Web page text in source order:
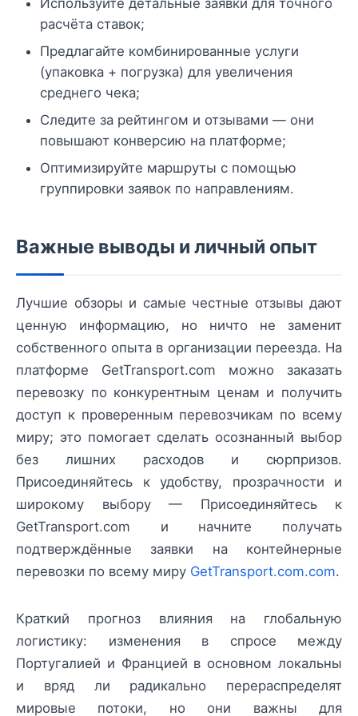
Используйте детальные заявки для точного
расчёта ставок;
Предлагайте комбинированные услуги
(упаковка + погрузка) для увеличения
среднего чека;
Следите за рейтингом и отзывами — они
повышают конверсию на платформе;
Оптимизируйте маршруты с помощью
группировки заявок по направлениям.
Важные выводы и личный опыт
Лучшие обзоры и самые честные отзывы дают
ценную информацию, но ничто не заменит
собственного опыта в организации переезда. На
платформе GetTransport.com можно заказать
перевозку по конкурентным ценам и получить
доступ к проверенным перевозчикам по всему
миру; это помогает сделать осознанный выбор
без лишних расходов и сюрпризов.
Присоединяйтесь к удобству, прозрачности и
широкому выбору — Присоединяйтесь к
GetTransport.com и начните получать
подтверждённые заявки на контейнерные
перевозки по всему миру GetTransport.com.com.
Краткий прогноз влияния на глобальную
логистику: изменения в спросе между
Португалией и Францией в основном локальны
и вряд ли радикально перераспределят
мировые потоки, но они важны для